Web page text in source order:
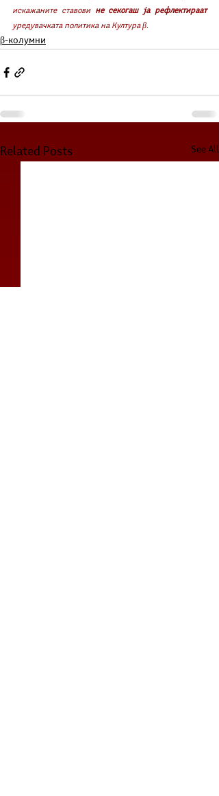
искажаните ставови не секогаш ја рефлектираат
уредувачката политика на Култура β.
β-колумни
Related Posts See All